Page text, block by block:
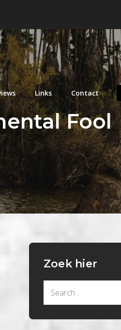
Links Contact
Fool
Zoek hier